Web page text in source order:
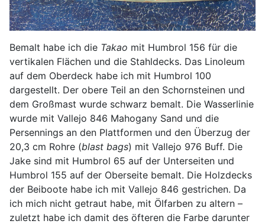
Bemalt habe ich die Takao mit Humbrol 156 für die
vertikalen Flächen und die Stahldecks. Das Linoleum
auf dem Oberdeck habe ich mit Humbrol 100
dargestellt. Der obere Teil an den Schornsteinen und
dem Großmast wurde schwarz bemalt. Die Wasserlinie
wurde mit Vallejo 846 Mahogany Sand und die
Persennings an den Plattformen und den Überzug der
20,3 cm Rohre (blast bags) mit Vallejo 976 Buff. Die
Jake sind mit Humbrol 65 auf der Unterseiten und
Humbrol 155 auf der Oberseite bemalt. Die Holzdecks
der Beiboote habe ich mit Vallejo 846 gestrichen. Da
ich mich nicht getraut habe, mit Ölfarben zu altern –
zuletzt habe ich damit des öfteren die Farbe darunter